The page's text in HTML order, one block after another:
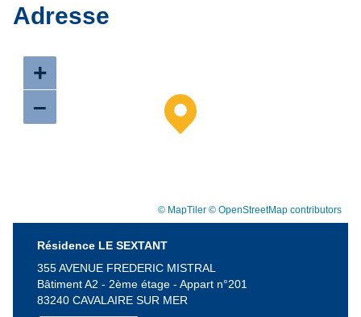
Adresse
+
–
© MapTiler © OpenStreetMap contributors
Résidence LE SEXTANT
355 AVENUE FREDERIC MISTRAL
Bâtiment A2 - 2ème étage - Appart n°201
83240 CAVALAIRE SUR MER